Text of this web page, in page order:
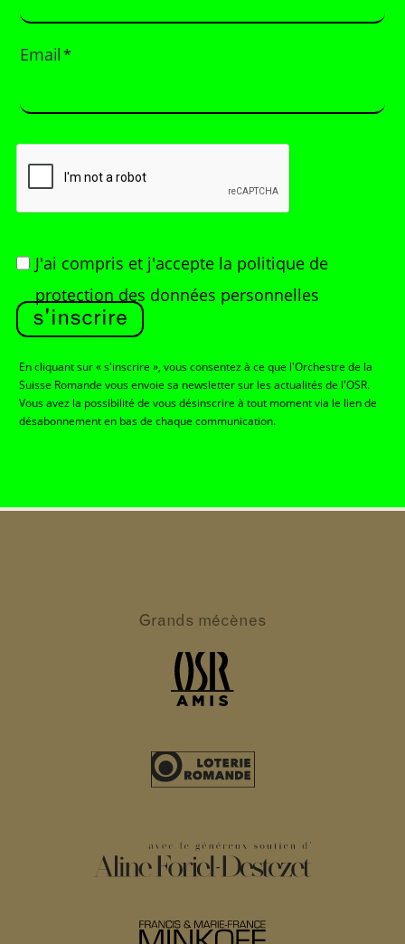
Email*
J'ai compris et j'accepte la politique de
protection des données personnelles
s'inscrire
En cliquant sur « s'inscrire », vous consentez à ce que l'Orchestre de la
Suisse Romande vous envoie sa newsletter sur les actualités de l'OSR.
Vous avez la possibilité de vous désinscrire à tout moment via le lien de
désabonnement en bas de chaque communication.
Grands mécènes